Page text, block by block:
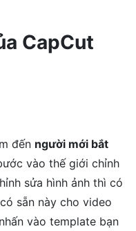
CapCut
đến người mới bắt
vào thế giới chỉnh
sửa hình ảnh thì có
sẵn này cho video
vào template bạn